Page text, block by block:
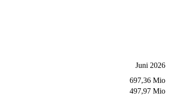
Juni 2026
697,36 Mio
497,97 Mio